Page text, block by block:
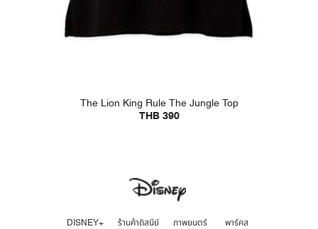
The Lion King Rule The Jungle Top
THB 390
DISNEY+ ร้านค้าดิสนีย์ ภาพยนตร์ พาร์คส